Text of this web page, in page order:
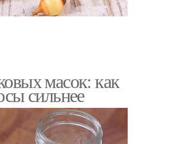
масок: как
сильнее